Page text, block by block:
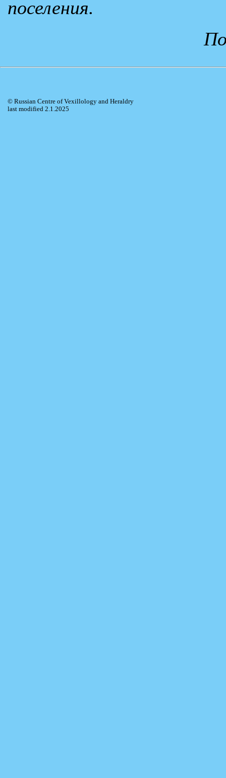
поселения.
© Russian Centre of Vexillology and Heraldry
last modified 2.1.2025